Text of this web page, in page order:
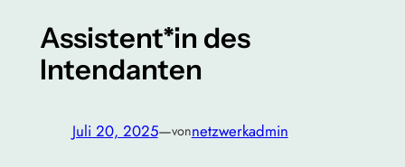
Assistent*in des
Intendanten
Juli 20, 2025—vonnetzwerkadmin